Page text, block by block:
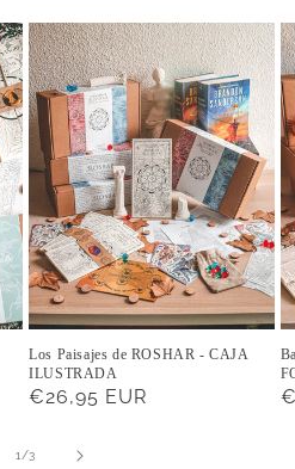
Los Paisajes de ROSHAR - CAJA
ILUSTRADA
Precio
€26,95 EUR
1/
de3